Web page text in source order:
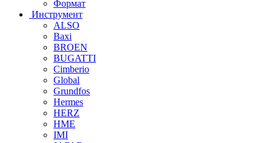
Формат
Инструмент
ALSO
Baxi
BROEN
BUGATTI
Cimberio
Global
Grundfos
Hermes
HERZ
HME
IMI